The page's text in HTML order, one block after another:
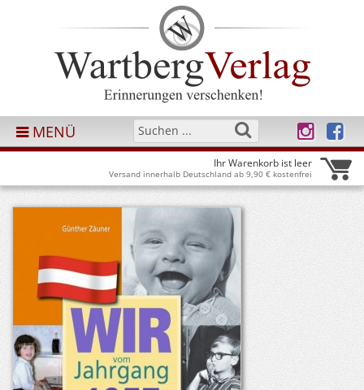
MENÜ
Ihr Warenkorb ist leer
Versand innerhalb Deutschland ab 9,90 € kostenfrei